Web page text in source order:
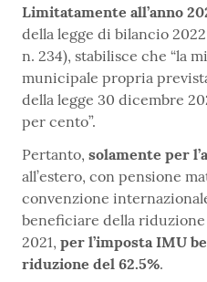
Limitatamente all’anno
della legge di bilancio
n. 234), stabilisce che “la
municipale propria
della legge 30 dicembre
per cento”.
Pertanto, solamente per
all’estero, con pensione
convenzione
beneficiare della
2021, per l’imposta IMU
riduzione del 62.5%.